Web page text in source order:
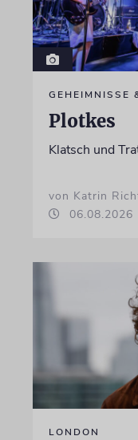
GEHEIMNISSE
Plotkes
Klatsch und
von Katrin
06.08.2026
LONDON